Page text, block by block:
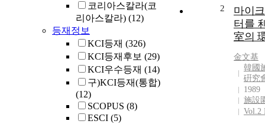
코리아스칼라(코
리아스칼라) (12)
등재정보
KCI등재 (326)
KCI등재후보 (29)
KCI우수등재 (14)
구)KCI등재(통합)
(12)
SCOPUS (8)
ESCI (5)
2
마이
터를
室의
金文基
韓國
硏究
1989
施設
Vol.2